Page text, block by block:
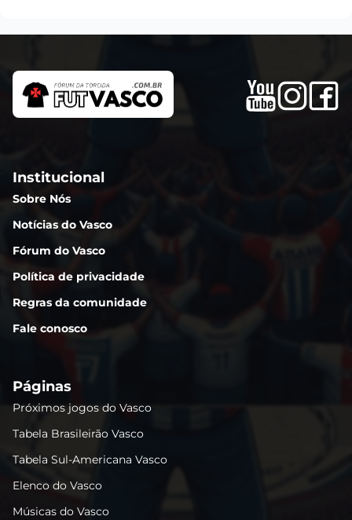
Institucional
Sobre Nós
Notícias do Vasco
Fórum do Vasco
Política de privacidade
Regras da comunidade
Fale conosco
Páginas
Próximos jogos do Vasco
Tabela Brasileirão Vasco
Tabela Sul-Americana Vasco
Elenco do Vasco
Músicas do Vasco